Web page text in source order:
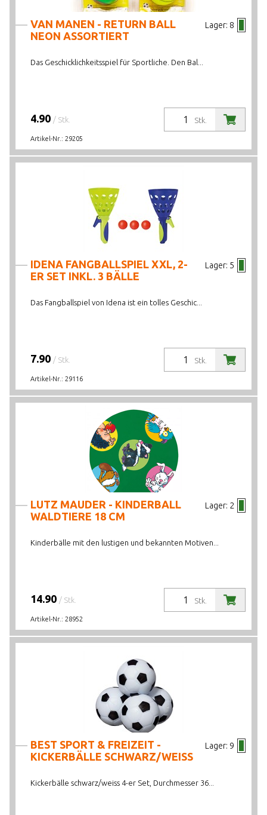
Lager: 8
VAN MANEN - RETURN BALL
NEON ASSORTIERT
Das Geschicklichkeitsspiel für Sportliche. Den Bal...
Stk.
4.90 / Stk.
Artikel-Nr.: 29205
Lager: 5
IDENA FANGBALLSPIEL XXL, 2-
ER SET INKL. 3 BÄLLE
Das Fangballspiel von Idena ist ein tolles Geschic...
Stk.
7.90 / Stk.
Artikel-Nr.: 29116
Lager: 2
LUTZ MAUDER - KINDERBALL
WALDTIERE 18 CM
Kinderbälle mit den lustigen und bekannten Motiven...
Stk.
14.90 / Stk.
Artikel-Nr.: 28952
Lager: 9
BEST SPORT & FREIZEIT -
KICKERBÄLLE SCHWARZ/WEISS
Kickerbälle schwarz/weiss 4-er Set, Durchmesser 36...